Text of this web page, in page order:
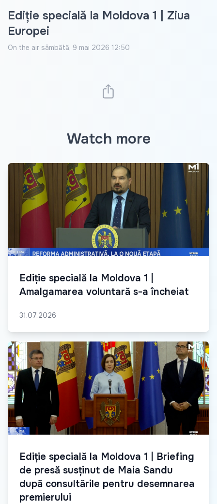
Ediție specială la Moldova 1 | Ziua
Europei
On the air sâmbătă, 9 mai 2026 12:50
Watch more
Ediție specială la Moldova 1 |
Amalgamarea voluntară s-a încheiat
31.07.2026
Ediție specială la Moldova 1 | Briefing
de presă susținut de Maia Sandu
după consultările pentru desemnarea
premierului